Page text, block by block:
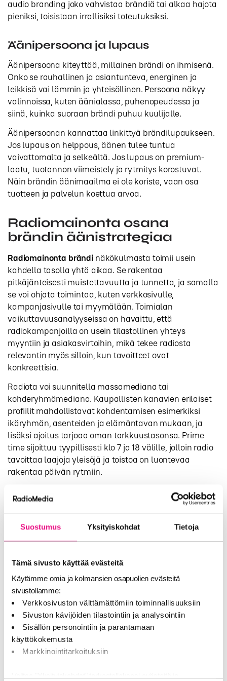
Suostumus Yksityiskohdat Tietoja
Tämä sivusto käyttää evästeitä
Käytämme omia ja kolmansien osapuolien evästeitä
sivustollamme:
Verkkosivuston välttämättömiin toiminnallisuuksiin
Sivuston kävijöiden tilastointiin ja analysointiin
Sisällön personointiin ja parantamaan
käyttökokemusta
Markkinointitarkoituksiin
audio branding joko vahvistaa brändiä tai alkaa hajota
pieniksi, toisistaan irrallisiksi toteutuksiksi.
Äänipersoona ja lupaus
Äänipersoona kiteyttää, millainen brändi on ihmisenä.
Onko se rauhallinen ja asiantunteva, energinen ja
leikkisä vai lämmin ja yhteisöllinen. Persoona näkyy
valinnoissa, kuten äänialassa, puhenopeudessa ja
siinä, kuinka suoraan brändi puhuu kuulijalle.
Äänipersoonan kannattaa linkittyä brändilupaukseen.
Jos lupaus on helppous, äänen tulee tuntua
vaivattomalta ja selkeältä. Jos lupaus on premium-
laatu, tuotannon viimeistely ja rytmitys korostuvat.
Näin brändin äänimaailma ei ole koriste, vaan osa
tuotteen ja palvelun koettua arvoa.
Radiomainonta osana
brändin äänistrategiaa
Radiomainonta brändi näkökulmasta toimii usein
kahdella tasolla yhtä aikaa. Se rakentaa
pitkäjänteisesti muistettavuutta ja tunnetta, ja samalla
se voi ohjata toimintaa, kuten verkkosivulle,
kampanjasivulle tai myymälään. Toimialan
vaikuttavuusanalyyseissa on havaittu, että
radiokampanjoilla on usein tilastollinen yhteys
myyntiin ja asiakasvirtoihin, mikä tekee radiosta
relevantin myös silloin, kun tavoitteet ovat
konkreettisia.
Radiota voi suunnitella massamediana tai
kohderyhmämediana. Kaupallisten kanavien erilaiset
profiilit mahdollistavat kohdentamisen esimerkiksi
ikäryhmän, asenteiden ja elämäntavan mukaan, ja
lisäksi ajoitus tarjoaa oman tarkkuustasonsa. Prime
time sijoittuu tyypillisesti klo 7 ja 18 välille, jolloin radio
tavoittaa laajoja yleisöjä ja toistoa on luontevaa
rakentaa päivän rytmiin.
Miten radiomainos tukee brändiä
käytännössä
Toisto rakentaa tunnistettavuutta
, kun samat
äänielementit palaavat eri spoteissa
Ajallinen kohdennusyhdistää viestin tilanteeseen,
kuten aamuun, työpäivään tai iltapäivän asiointiin
Paikallisuustuo läheisyyttä ja relevanssia
alueellisiin tarpeisiin
Ohjelmaympäristö
tukee mielikuvaa, kun brändi
istuu luontevasti kanavan sävyyn
Radiomainonnan rooli vahvistuu usein mediamixissä.
Kun sama äänimaailma elää esimerkiksi videossa ja
koska kuulija tunnistaa brändin jo ensimmäisistä